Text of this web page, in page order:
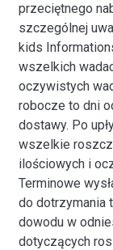
przeciętnego
szczególnej
kids
wszelkich
oczywistych
robocze to dni
dostawy. Po
wszelkie
ilościowych i
Terminowe
do dotrzymania
dowodu w
dotyczących